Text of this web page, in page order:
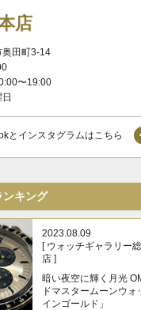
店
奥田町3-14
〜19:00
とインスタグラムはこちら
ンキング
2023.08.09
[ ウォッチギャラリー
店 ]
暗い夜空に輝く月光
ドマスタームーンウォ
インゴールド」